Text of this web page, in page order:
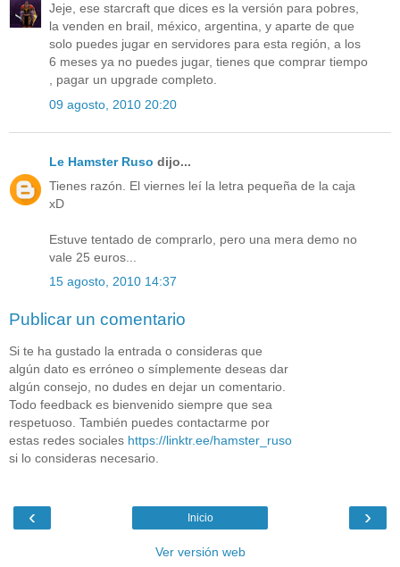
Jeje, ese starcraft que dices es la versión para pobres,
la venden en brail, méxico, argentina, y aparte de que
solo puedes jugar en servidores para esta región, a los
6 meses ya no puedes jugar, tienes que comprar tiempo
, pagar un upgrade completo.
09 agosto, 2010 20:20
Le Hamster Ruso dijo...
Tienes razón. El viernes leí la letra pequeña de la caja
xD
Estuve tentado de comprarlo, pero una mera demo no
vale 25 euros...
15 agosto, 2010 14:37
Publicar un comentario
Si te ha gustado la entrada o consideras que
algún dato es erróneo o símplemente deseas dar
algún consejo, no dudes en dejar un comentario.
Todo feedback es bienvenido siempre que sea
respetuoso. También puedes contactarme por
estas redes sociales https://linktr.ee/hamster_ruso
si lo consideras necesario.
‹ ›
Inicio
Ver versión web